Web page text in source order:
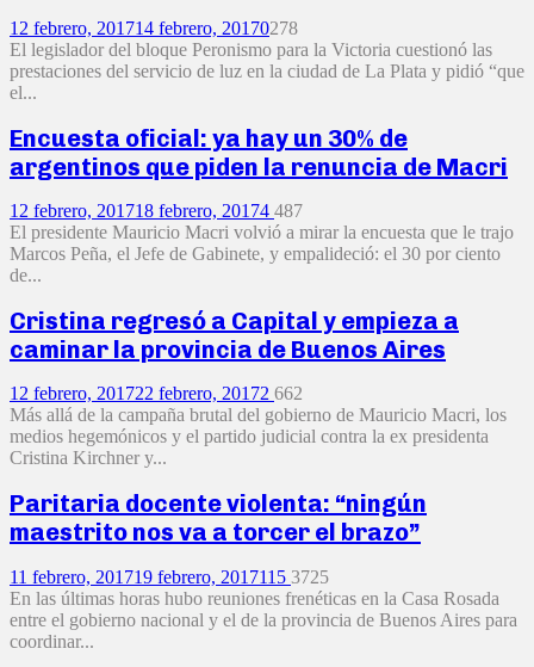
12 febrero, 201714 febrero, 20170278
El legislador del bloque Peronismo para la Victoria cuestionó las
prestaciones del servicio de luz en la ciudad de La Plata y pidió “que
el...
Encuesta oficial: ya hay un 30% de
argentinos que piden la renuncia de Macri
12 febrero, 201718 febrero, 20174 487
El presidente Mauricio Macri volvió a mirar la encuesta que le trajo
Marcos Peña, el Jefe de Gabinete, y empalideció: el 30 por ciento
de...
Cristina regresó a Capital y empieza a
caminar la provincia de Buenos Aires
12 febrero, 201722 febrero, 20172 662
Más allá de la campaña brutal del gobierno de Mauricio Macri, los
medios hegemónicos y el partido judicial contra la ex presidenta
Cristina Kirchner y...
Paritaria docente violenta: “ningún
maestrito nos va a torcer el brazo”
11 febrero, 201719 febrero, 2017115 3725
En las últimas horas hubo reuniones frenéticas en la Casa Rosada
entre el gobierno nacional y el de la provincia de Buenos Aires para
coordinar...